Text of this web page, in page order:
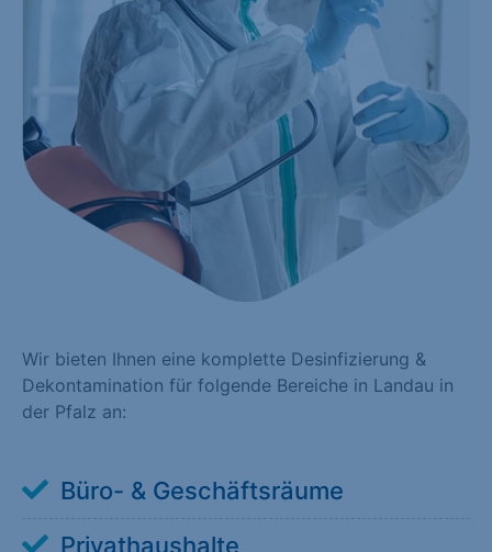
Wir bieten Ihnen eine komplette Desinfizierung &
Dekontamination für folgende Bereiche in Landau in
der Pfalz an:
Büro- & Geschäftsräume
Privathaushalte